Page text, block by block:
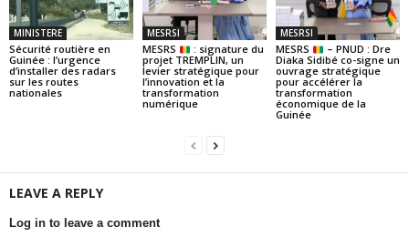
MINISTERE
Sécurité routière en
Guinée : l’urgence
d’installer des radars
sur les routes
nationales
MESRSI
MESRS
: signature du
projet TREMPLIN, un
levier stratégique pour
l’innovation et la
transformation
numérique
MESRSI
MESRS
– PNUD : Dre
Diaka Sidibé co-signe un
ouvrage stratégique
pour accélérer la
transformation
économique de la
Guinée
LEAVE A REPLY
Log in to leave a comment